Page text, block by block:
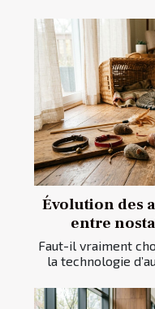
Évolution des
entre
Faut-il vraiment
la technologie